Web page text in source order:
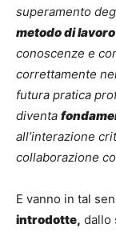
superamento
metodo di
conoscenze e
correttamente
futura pratica
diventa
all’interazione
collaborazione
E vanno in tal
introdotte, dallo